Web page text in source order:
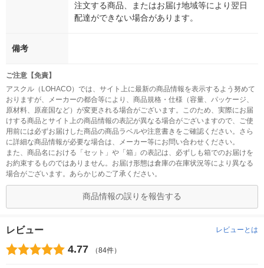
注文する商品、またはお届け地域等により翌日
配達ができない場合があります。
備考
ご注意【免責】
アスクル（LOHACO）では、サイト上に最新の商品情報を表示するよう努めて
おりますが、メーカーの都合等により、商品規格・仕様（容量、パッケージ、
原材料、原産国など）が変更される場合がございます。このため、実際にお届
けする商品とサイト上の商品情報の表記が異なる場合がございますので、ご使
用前には必ずお届けした商品の商品ラベルや注意書きをご確認ください。さら
に詳細な商品情報が必要な場合は、メーカー等にお問い合わせください。
また、商品名における「セット」や「箱」の表記は、必ずしも箱でのお届けを
お約束するものではありません。お届け形態は倉庫の在庫状況等により異なる
場合がございます。あらかじめご了承ください。
商品情報の誤りを報告する
レビュー レビューとは
4.77 （84件）